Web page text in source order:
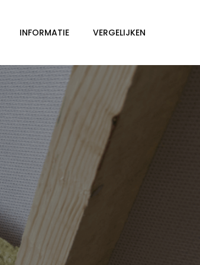
INFORMATIE VERGELIJKEN